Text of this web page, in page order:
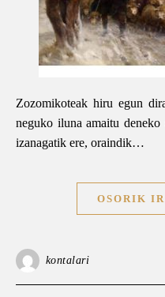
Zozomikoteak hiru egun dira, neguaren amaierako hiru egun;
neguko iluna amaitu
izanagatik ere, oraindik…
OSORIK
kontalari